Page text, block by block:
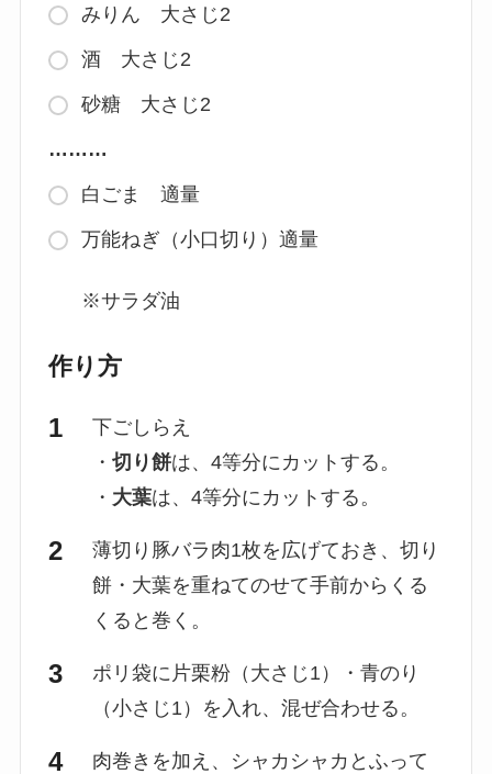
みりん 大さじ2
酒 大さじ2
砂糖 大さじ2
………
白ごま 適量
万能ねぎ（小口切り）適量
※サラダ油
作り方
下ごしらえ
・ 切り餅は、4等分にカットする。
・ 大葉は、4等分にカットする。
薄切り豚バラ肉1枚を広げておき、切り
餅・大葉を重ねてのせて手前からくる
くると巻く。
ポリ袋に片栗粉（大さじ1）・青のり
（小さじ1）を入れ、混ぜ合わせる。
肉巻きを加え、シャカシャカとふって